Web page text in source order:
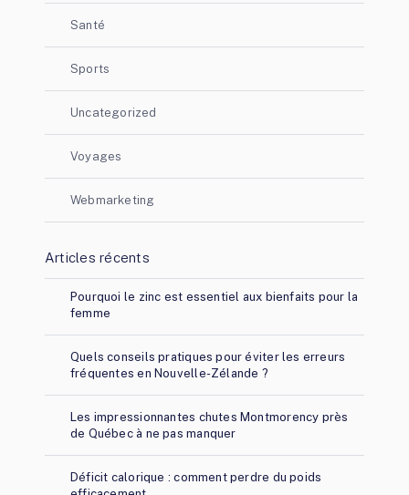
Santé
Sports
Uncategorized
Voyages
Webmarketing
Articles récents
Pourquoi le zinc est essentiel aux bienfaits pour la
femme
Quels conseils pratiques pour éviter les erreurs
fréquentes en Nouvelle-Zélande ?
Les impressionnantes chutes Montmorency près
de Québec à ne pas manquer
Déficit calorique : comment perdre du poids